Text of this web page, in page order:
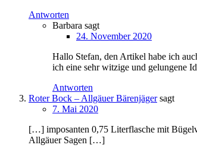
Antworten
Barbara sagt
24. November 2020
Hallo Stefan, den Artikel habe ich
ich eine sehr witzige und gelungene
Antworten
Roter Bock – Allgäuer Bärenjäger sagt
7. Mai 2020
[…] imposanten 0,75 Literflasche mit
Allgäuer Sagen […]